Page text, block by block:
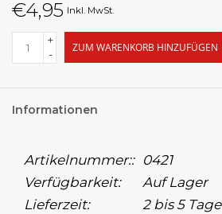
€4,95 Inkl. MwSt.
+
-
ZUM WARENKORB HINZUFÜGEN
Informationen
Artikelnummer:: 0421
Verfügbarkeit:
Auf Lager
Lieferzeit:
2 bis 5 Tage